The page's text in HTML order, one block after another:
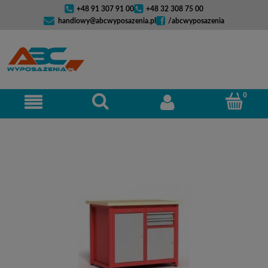
+48 91 307 91 00
+48 32 308 75 00
handlowy@abcwyposazenia.pl
/abcwyposazenia